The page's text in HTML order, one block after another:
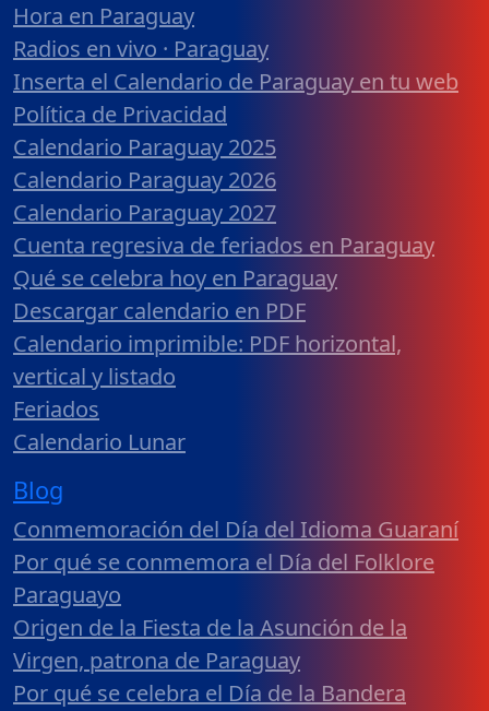
Hora en Paraguay
Radios en vivo · Paraguay
Inserta el Calendario de Paraguay en tu web
Política de Privacidad
Calendario Paraguay 2025
Calendario Paraguay 2026
Calendario Paraguay 2027
Cuenta regresiva de feriados en Paraguay
Qué se celebra hoy en Paraguay
Descargar calendario en PDF
Calendario imprimible: PDF horizontal,
vertical y listado
Feriados
Calendario Lunar
Blog
Conmemoración del Día del Idioma Guaraní
Por qué se conmemora el Día del Folklore
Paraguayo
Origen de la Fiesta de la Asunción de la
Virgen, patrona de Paraguay
Por qué se celebra el Día de la Bandera